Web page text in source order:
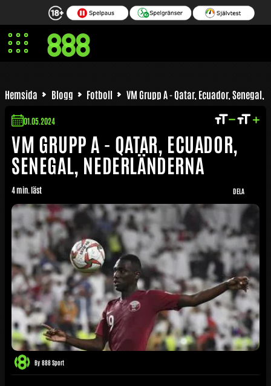
Hemsida Blogg Fotboll VM Grupp A - Qatar, Ecuador, Senegal,
VM GRUPP A - QATAR, ECUADOR,
SENEGAL, NEDERLÄNDERNA
01.05.2024
4 min. läst
By 888 Sport
DELA
Qatar Ecuador